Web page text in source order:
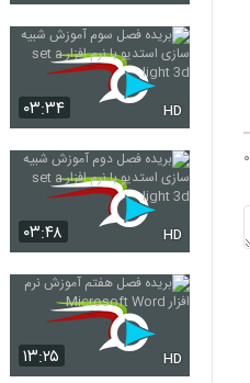
۰
۰۳:۳۴ HD
۰۳:۴۸ HD
۱۳:۲۵ HD